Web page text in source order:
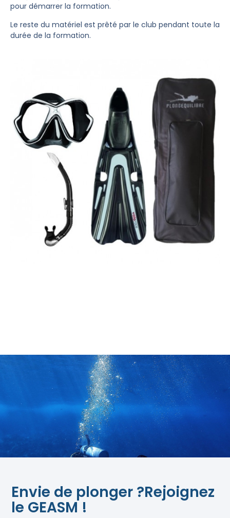
pour démarrer la formation.
Le reste du matériel est prêté par le club pendant toute la
durée de la formation.
Envie de plonger ?Rejoignez
le GEASM !